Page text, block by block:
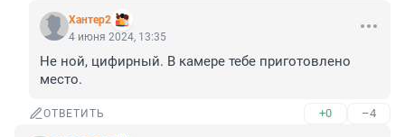
Хантер2
4 июня 2024, 13:35
Не ной, цифирный. В камере тебе приготовлено
место.
ОТВЕТИТЬ +0 –4